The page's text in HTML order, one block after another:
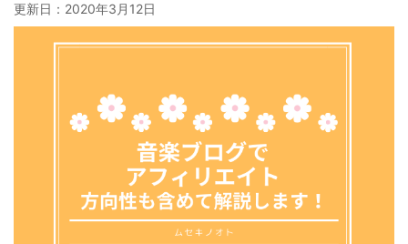
更新日： 2020年3月12日